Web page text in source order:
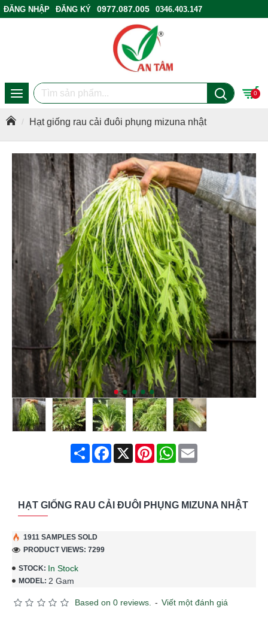
ĐĂNG NHẬP ĐĂNG KÝ 0977.087.005
0346.403.147
0
Hạt giống rau cải đuôi phụng mizuna nhật
ShareFacebook
X PinterestWhatsApp
Email
HẠT GIỐNG RAU CẢI ĐUÔI PHỤNG MIZUNA NHẬT
STOCK: In Stock
MODEL: 2 Gam
1911 SAMPLES SOLD
PRODUCT VIEWS: 7299
Based on 0 reviews. - Viết một đánh giá